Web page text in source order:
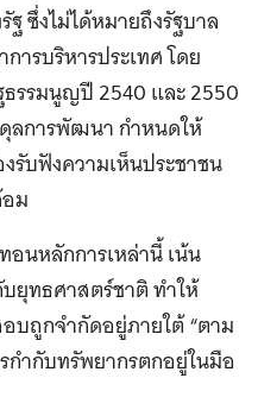
ซึ่งไม่ได้หมายถึงรัฐบาล
ารบริหารประเทศ โดย
ธรรมนูญปี 2540 และ 2550
ลการพัฒนา กำหนดให้
รับฟังความเห็นประชาชน
ม
นหลักการเหล่านี้ เน้น
บยุทธศาสตร์ชาติ ทำให้
บถูกจำกัดอยู่ภายใต้ “ตาม
ำกับทรัพยากรตกอยู่ในมือ